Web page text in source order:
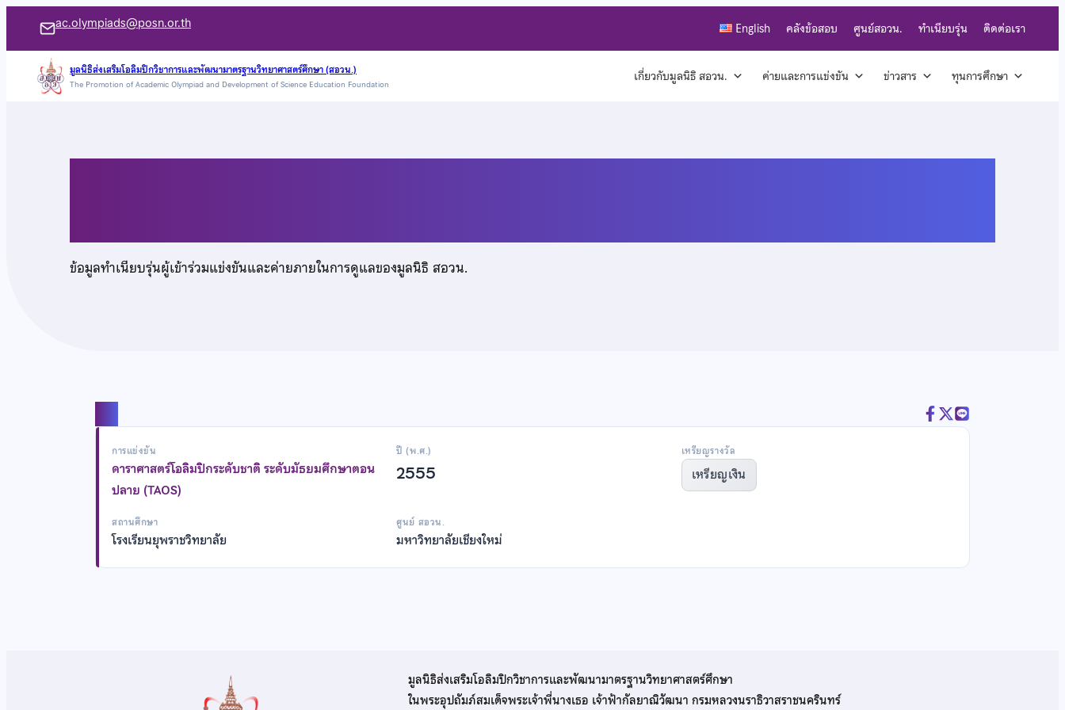
เนื้อหา
ac.olympiads@posn.or.th English คลังข้อสอบ ศูนย์สอวน. ทำเนียบรุ่น ติดต่อเรา
มูลนิธิส่งเสริมโอลิมปิกวิชาการและพัฒนามาตรฐานวิทยาศาสตร์ศึกษา (สอวน.)
The Promotion of Academic Olympiad and Development of Science Education Foundation เกี่ยวกับมูลนิธิ สอวน. ค่ายและการแข่งขัน ข่าวสาร ทุนการศึกษา
ข้อมูลทำเนียบรุ่นผู้เข้าร่วมแข่งขันและค่ายภายในการดูแลของมูลนิธิ สอวน.
การแข่งขัน
ดาราศาสตร์โอลิมปิกระดับชาติ ระดับมัธยมศึกษาตอน
ปลาย (TAOS)
ปี (พ.ศ.)
2555
เหรียญรางวัล
เหรียญเงิน
สถานศึกษา
โรงเรียนยุพราชวิทยาลัย
ศูนย์ สอวน.
มหาวิทยาลัยเชียงใหม่
มูลนิธิส่งเสริมโอลิมปิกวิชาการและพัฒนามาตรฐานวิทยาศาสตร์ศึกษา
ในพระอุปถัมภ์สมเด็จพระเจ้าพี่นางเธอ เจ้าฟ้ากัลยาณิวัฒนา กรมหลวงนราธิวาสราชนครินทร์